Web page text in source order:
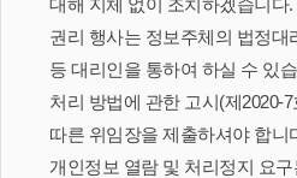
대해 지체 없이 조치하겠습니다.
권리 행사는 정보주체의 법정대
등 대리인을 통하여 하실 수 있
처리 방법에 관한 고시(제2020-
따른 위임장을 제출하셔야 합니
개인정보 열람 및 처리정지 요구